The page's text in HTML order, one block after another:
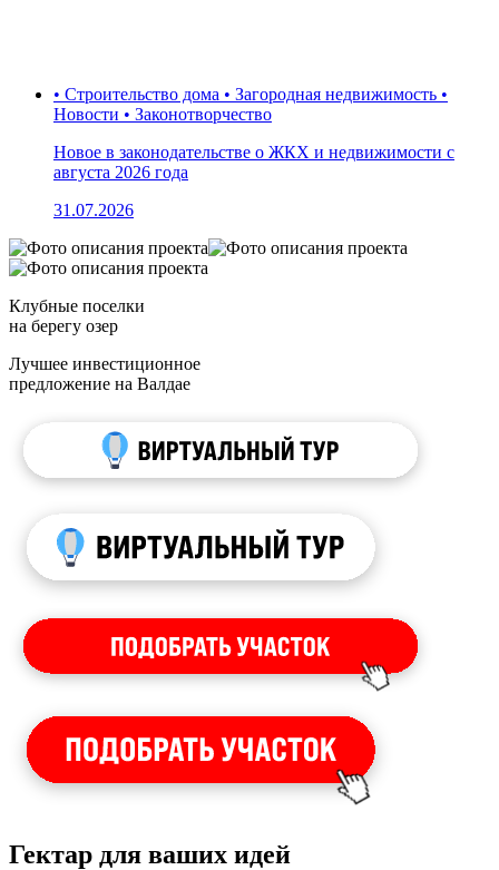
• Строительство дома • Загородная недвижимость •
Новости • Законотворчество
Новое в законодательстве о ЖКХ и недвижимости с
августа 2026 года
31.07.2026
Клубные поселки
на берегу озер
Лучшее инвестиционное
предложение на Валдае
Гектар для ваших идей